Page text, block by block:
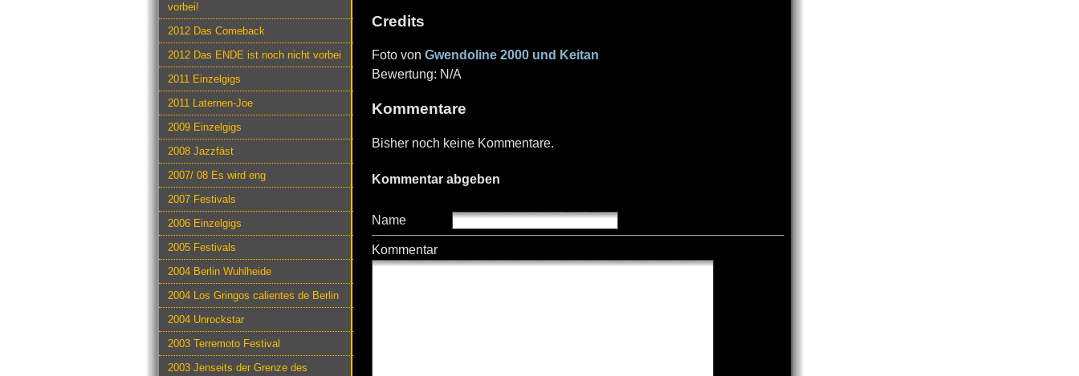
vorbei!
2012 Das Comeback
2012 Das ENDE ist noch nicht vorbei
2011 Einzelgigs
2011 Laternen-Joe
2009 Einzelgigs
2008 Jazzfäst
2007/ 08 Es wird eng
2007 Festivals
2006 Einzelgigs
2005 Festivals
2004 Berlin Wuhlheide
2004 Los Gringos calientes de Berlin
2004 Unrockstar
2003 Terremoto Festival
2003 Jenseits der Grenze des
Credits
Foto von Gwendoline 2000 und Keitan
Bewertung: N/A
Kommentare
Bisher noch keine Kommentare.
Kommentar abgeben
Name
Kommentar